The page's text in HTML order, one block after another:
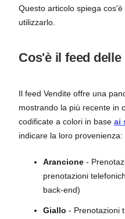
Questo articolo spiega
utilizzarlo.
Cos'è il feed
Il feed Vendite offre una
mostrando la più recente in
codificate a colori in base ai
indicare la loro provenienza:
Arancione -
prenotazioni
back-end)
Giallo - Prenotazioni